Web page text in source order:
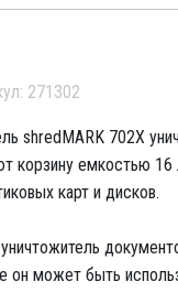
271302
shredMARK 702X
корзину емкостью 16
карт и дисков.
он может быть